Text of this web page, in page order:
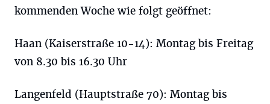
kommenden Woche wie folgt geöffnet:
Haan (Kaiserstraße 10-14): Montag bis Freitag
von 8.30 bis 16.30 Uhr
Langenfeld (Hauptstraße 70): Montag bis